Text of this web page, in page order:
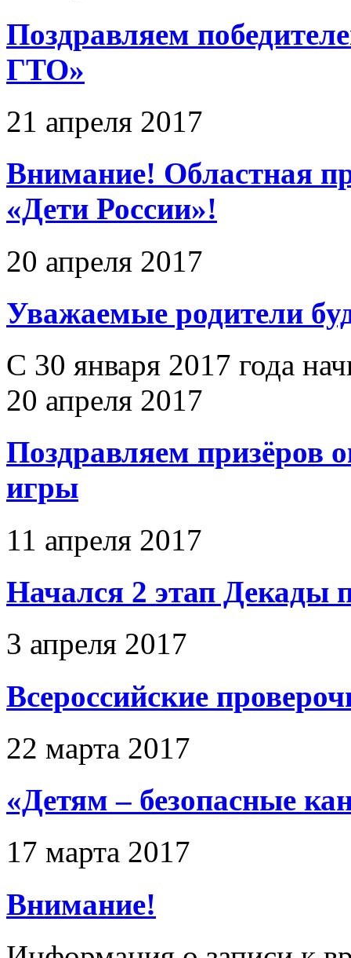
Поздравляем
ГТО»
21 апреля 2017
Внимание! Областная
«Дети России»!
20 апреля 2017
Уважаемые родители
С 30 января 2017 года
20 апреля 2017
Поздравляем призёров
игры
11 апреля 2017
Начался 2 этап Декады
3 апреля 2017
Всероссийские
22 марта 2017
«Детям – безопасные
17 марта 2017
Внимание!